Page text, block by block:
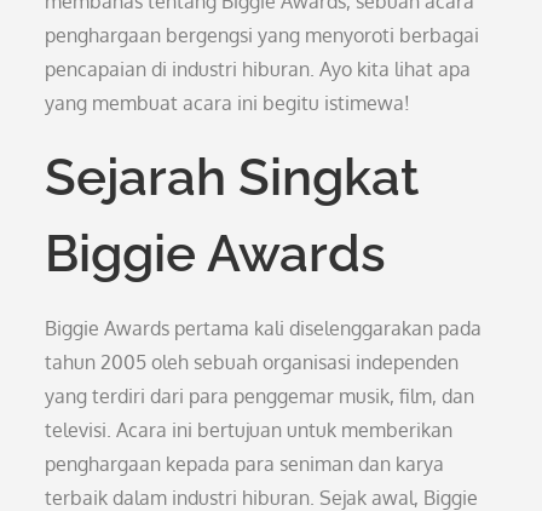
penghargaan bergengsi yang menyoroti berbagai
pencapaian di industri hiburan. Ayo kita lihat apa
yang membuat acara ini begitu istimewa!
Sejarah Singkat
Biggie Awards
Biggie Awards pertama kali diselenggarakan pada
tahun 2005 oleh sebuah organisasi independen
yang terdiri dari para penggemar musik, film, dan
televisi. Acara ini bertujuan untuk memberikan
penghargaan kepada para seniman dan karya
terbaik dalam industri hiburan. Sejak awal, Biggie